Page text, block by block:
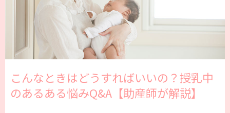
こんなときはどうすればいいの？授乳中
のあるある悩みQ&A【助産師が解説】